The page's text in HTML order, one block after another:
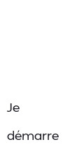
Je
démarre